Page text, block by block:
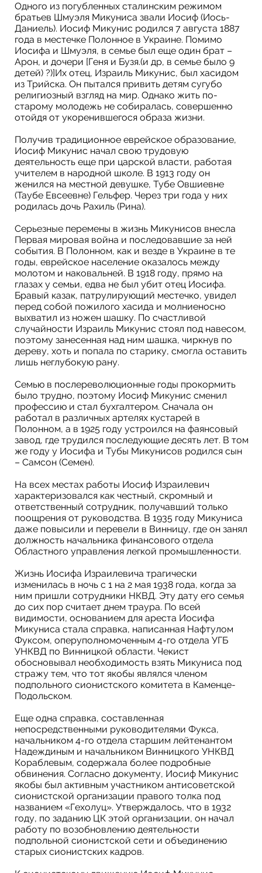
Одного из погубленных сталинским режимом
братьев Шмуэля Микуниса звали Иосиф (Иось-
Даниель). Иосиф Микунис родился 7 августа 1887
года в местечке Полонное в Украине. Помимо
Иосифа и Шмуэля, в семье был еще один брат –
Арон, и дочери [Геня и Бузя.(и др, в семье было 9
детей) ?)]Их отец, Израиль Микунис, был хасидом
из Трийска. Он пытался привить детям сугубо
религиозный взгляд на мир. Однако жить по-
старому молодежь не собиралась, совершенно
отойдя от укоренившегося образа жизни.
Получив традиционное еврейское образование,
Иосиф Микунис начал свою трудовую
деятельность еще при царской власти, работая
учителем в народной школе. В 1913 году он
женился на местной девушке, Тубе Овшиевне
(Таубе Евсеевне) Гельфер. Через три года у них
родилась дочь Рахиль (Рина).
Серьезные перемены в жизнь Микунисов внесла
Первая мировая война и последовавшие за ней
события. В Полонном, как и везде в Украине в те
годы, еврейское население оказалось между
молотом и наковальней. В 1918 году, прямо на
глазах у семьи, едва не был убит отец Иосифа.
Бравый казак, патрулирующий местечко, увидел
перед собой пожилого хасида и молниеносно
выхватил из ножен шашку. По счастливой
случайности Израиль Микунис стоял под навесом,
поэтому занесенная над ним шашка, чиркнув по
дереву, хоть и попала по старику, смогла оставить
лишь неглубокую рану.
Семью в послереволюционные годы прокормить
было трудно, поэтому Иосиф Микунис сменил
профессию и стал бухгалтером. Сначала он
работал в различных артелях кустарей в
Полонном, а в 1925 году устроился на фаянсовый
завод, где трудился последующие десять лет. В том
же году у Иосифа и Тубы Микунисов родился сын
– Самсон (Семен).
На всех местах работы Иосиф Израилевич
характеризовался как честный, скромный и
ответственный сотрудник, получавший только
поощрения от руководства. В 1935 году Микуниса
даже повысили и перевели в Винницу, где он занял
должность начальника финансового отдела
Областного управления легкой промышленности.
Жизнь Иосифа Израилевича трагически
изменилась в ночь с 1 на 2 мая 1938 года, когда за
ним пришли сотрудники НКВД. Эту дату его семья
до сих пор считает днем траура. По всей
видимости, основанием для ареста Иосифа
Микуниса стала справка, написанная Нафтулом
Фуксом, оперуполномоченным 4-го отдела УГБ
УНКВД по Винницкой области. Чекист
обосновывал необходимость взять Микуниса под
стражу тем, что тот якобы являлся членом
подпольного сионистского комитета в Каменце-
Подольском.
Еще одна справка, составленная
непосредственными руководителями Фукса,
начальником 4-го отдела старшим лейтенантом
Надеждиным и начальником Винницкого УНКВД
Кораблевым, содержала более подробные
обвинения. Согласно документу, Иосиф Микунис
якобы был активным участником антисоветской
сионистской организации правого толка под
названием «Гехолуц». Утверждалось, что в 1932
году, по заданию ЦК этой организации, он начал
работу по возобновлению деятельности
подпольной сионистской сети и объединению
старых сионистских кадров.